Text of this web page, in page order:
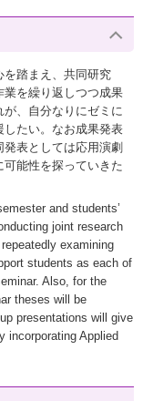
を踏まえ、共同研究
業を繰り返しつつ成果
、自分なりにゼミに
たい。なお成果発表
表としては応用演劇
能性を探っていきた
and students’
joint research
examining
students as each of
Also, for the
theses will be
presentations will give
incorporating Applied